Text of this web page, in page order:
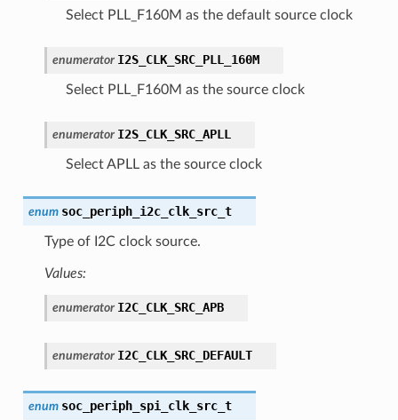
Select PLL_F160M as the default source clock
enumerator I2S_CLK_SRC_PLL_160M
Select PLL_F160M as the source clock
enumerator I2S_CLK_SRC_APLL
Select APLL as the source clock
enum soc_periph_i2c_clk_src_t
Type of I2C clock source.
Values:
enumerator I2C_CLK_SRC_APB
enumerator I2C_CLK_SRC_DEFAULT
enum soc_periph_spi_clk_src_t